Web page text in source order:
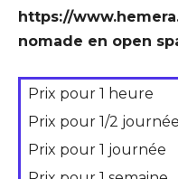
https://
nomade en open
Prix pour 1 heure
Prix pour 1/2 journée
Prix pour 1 journée